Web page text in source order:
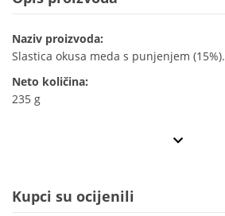
Naziv proizvoda:
Slastica okusa meda s punjenjem (15%).
Neto količina:
235 g
Kupci su ocijenili